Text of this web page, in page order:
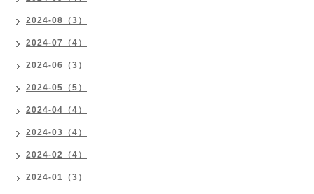
2024-08（3）
2024-07（4）
2024-06（3）
2024-05（5）
2024-04（4）
2024-03（4）
2024-02（4）
2024-01（3）